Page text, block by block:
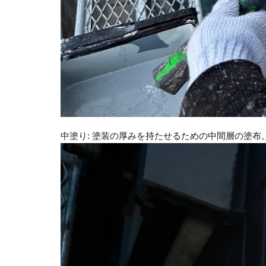
中塗り: 塗装の厚みを持たせるための中間層の塗布